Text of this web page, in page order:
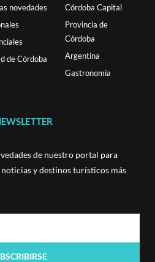
novedades
de Córdoba
Córdoba Capital
Provincia de
Córdoba
Argentina
Gastronomía
de nuestro portal para
y destinos turísticos más